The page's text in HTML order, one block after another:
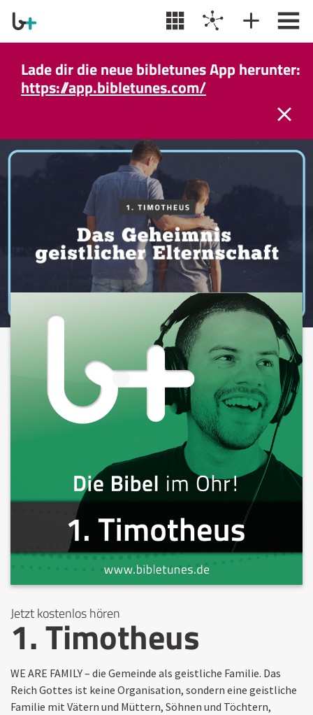
Lade dir die neue bibletunes App herunter:
https://app.bibletunes.com/
Jetzt kostenlos hören
1. Timotheus
WE ARE FAMILY – die Gemeinde als geistliche Familie. Das
Reich Gottes ist keine Organisation, sondern eine geistliche
Familie mit Vätern und Müttern, Söhnen und Töchtern,